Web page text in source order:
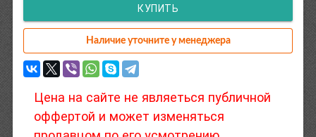
КУПИТЬ
Наличие уточните у менеджера
Цена на сайте не являеться публичной
оффертой и может изменяться